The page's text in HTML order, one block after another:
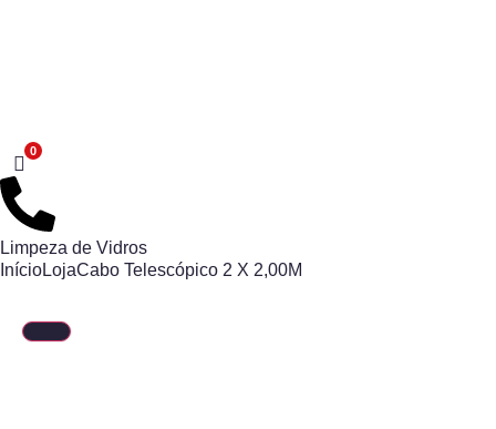
Limpeza de Vidros
InícioLojaCabo Telescópico 2 X 2,00M